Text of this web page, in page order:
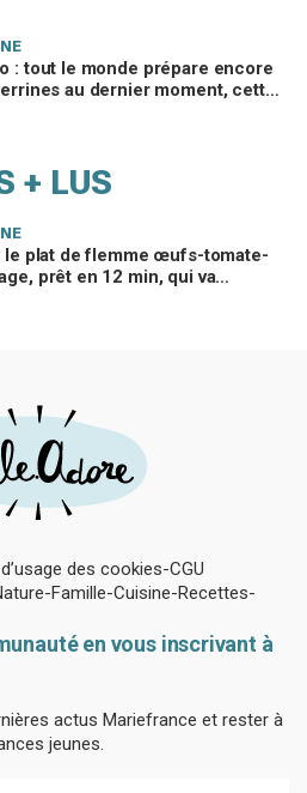
: tout le monde prépare encore
au dernier moment, cette
+ LUS
le plat de flemme œufs-tomate-
prêt en 12 min, qui va
des cookies CGU
Famille Cuisine Recettes
en vous inscrivant à
actus Mariefrance et rester à
jeunes.